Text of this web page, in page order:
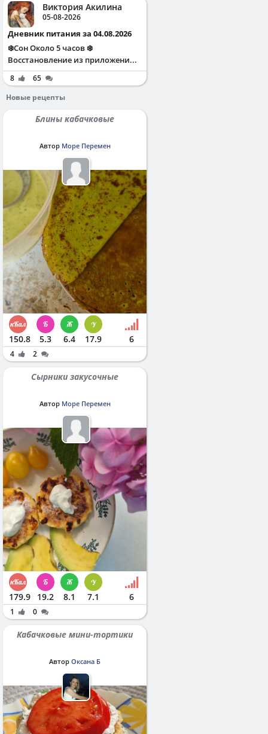
Виктория Акилина
05-08-2026
Дневник питания за 04.08.2026
❄️Сон Около 5 часов ❄️
Восстановление из приложени...
8
65
Новые рецепты
Блины кабачковые
Автор Море Перемен
150.8 5.3 6.4 17.9 6
4 2
Сырники закусочные
Автор Море Перемен
179.9 19.2 8.1 7.1 6
1 0
Кабачковые мини-тортики
Автор Оксана Б